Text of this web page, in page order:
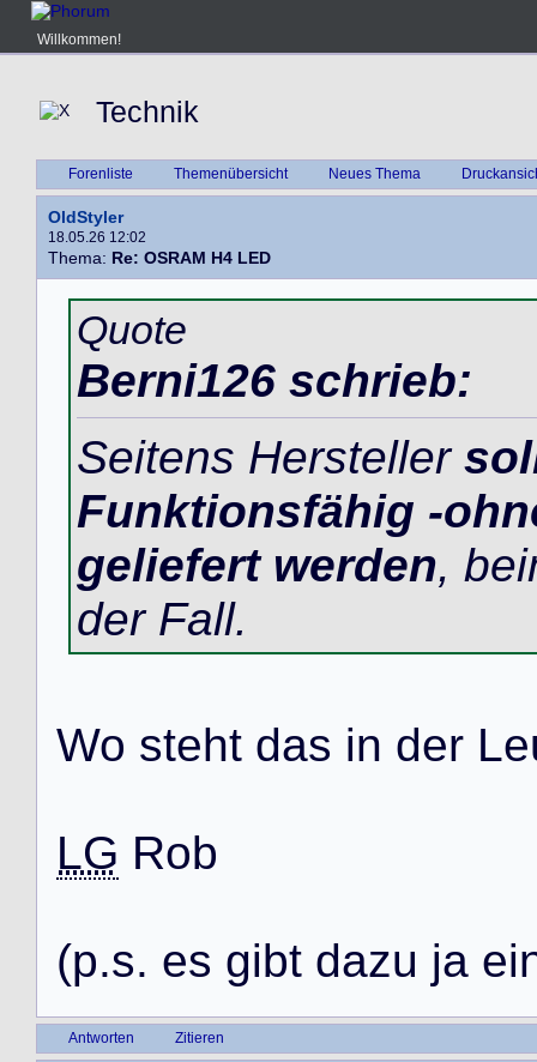
Willkommen!
Technik
Forenliste Themenübersicht Neues Thema
OldStyler
18.05.26 12:02
Thema: Re: OSRAM H4 LED
Quote
Berni126 schrieb:
Seitens Hersteller
Funktionsfähig -
geliefert werden,
der Fall.
Wo steht das in der Le
LG Rob
(p.s. es gibt dazu ja ei
Antworten Zitieren